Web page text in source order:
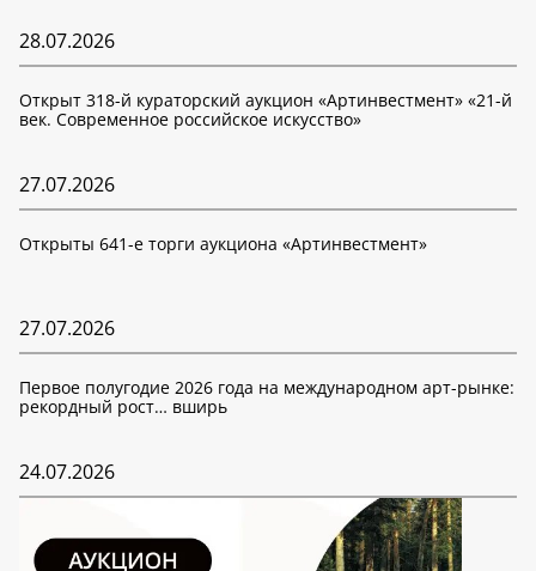
28.07.2026
Открыт 318-й кураторский аукцион «Артинвестмент» «21-й
век. Современное российское искусство»
27.07.2026
Открыты 641-е торги аукциона «Артинвестмент»
27.07.2026
Первое полугодие 2026 года на международном арт-рынке:
рекордный рост… вширь
24.07.2026